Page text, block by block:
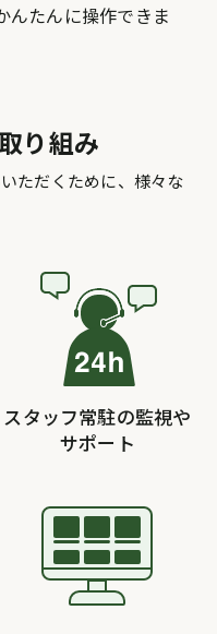
んたんに操作できま
り組み
ただくために、様々な
スタッフ常駐の監視や
サポート